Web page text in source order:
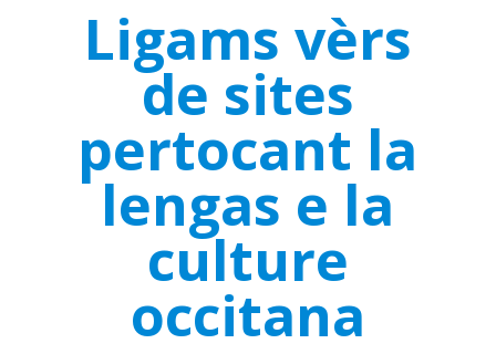
Ligams vèrs
de sites
pertocant la
lengas e la
culture
occitana